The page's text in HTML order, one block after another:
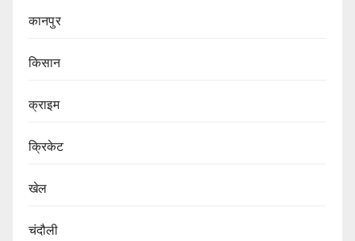
कानपुर
किसान
क्राइम
क्रिकेट
खेल
चंदौली